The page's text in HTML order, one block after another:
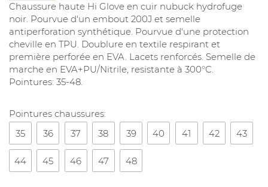
Chaussure haute Hi Glove en cuir nubuck hydrofuge
noir. Pourvue d'un embout 200J et semelle
antiperforation synthétique. Pourvue d'une protection
cheville en TPU. Doublure en textile respirant et
première perforée en EVA. Lacets renforcés. Semelle de
marche en EVA+PU/Nitrile, resistante à 300°C.
Pointures: 35-48.
Pointures chaussures:
35
36 37 38 39 40 41 42 43
44 45 46 47 48